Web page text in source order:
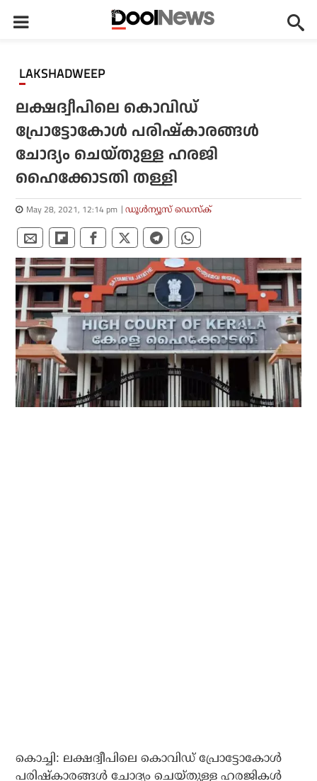
LAKSHADWEEP
ലക്ഷദ്വീപിലെ കൊവിഡ്
പ്രോട്ടോകോള്‍ പരിഷ്‌കാരങ്ങള്‍
ചോദ്യം ചെയ്തുള്ള ഹരജി
ഹൈക്കോടതി തള്ളി
May 28, 2021, 12:14 pm ഡൂള്‍ന്യൂസ് ഡെസ്‌ക്
കൊച്ചി: ലക്ഷദ്വീപിലെ കൊവിഡ് പ്രോട്ടോകോള്‍
പരിഷ്‌കാരങ്ങള്‍ ചോദ്യം ചെയ്തുള്ള ഹരജികള്‍